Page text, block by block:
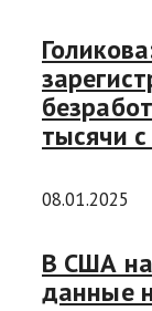
тысячи
08.01.2025
В США
данные